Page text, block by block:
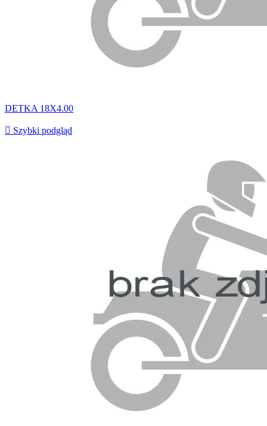
DETKA 18X4.00
 Szybki podgląd